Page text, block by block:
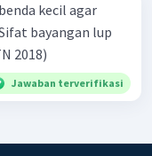
kecil agar
(SBMPTN 2018)
Jawaban terverifikasi